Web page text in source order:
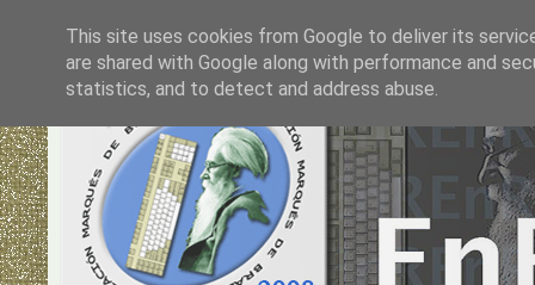
This site uses cookies from Google to deliver its
are shared with Google along with performance and
statistics, and to detect and address abuse.